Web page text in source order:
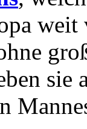
weit
sie